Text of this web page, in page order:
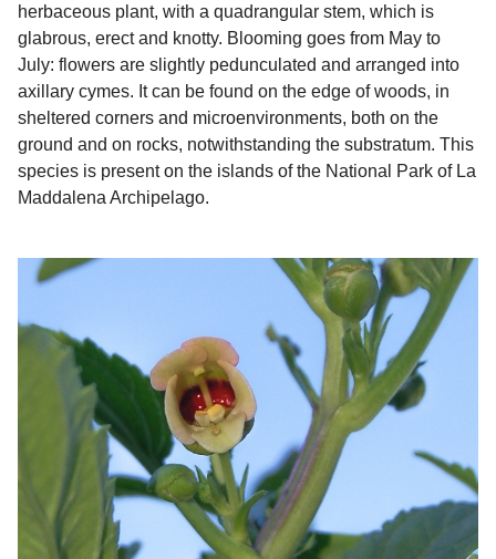
herbaceous plant, with a quadrangular stem, which is
glabrous, erect and knotty. Blooming goes from May to
July: flowers are slightly pedunculated and arranged into
axillary cymes. It can be found on the edge of woods, in
sheltered corners and microenvironments, both on the
ground and on rocks, notwithstanding the substratum. This
species is present on the islands of the National Park of La
Maddalena Archipelago.